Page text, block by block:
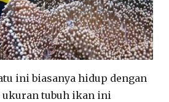
ini biasanya hidup dengan
ukuran tubuh ikan ini